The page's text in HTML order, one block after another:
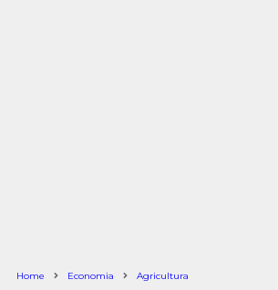
Home Economia Agricultura